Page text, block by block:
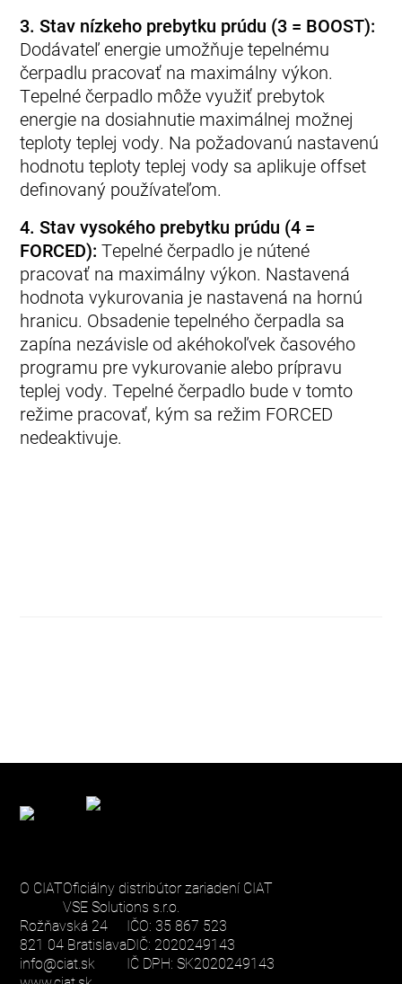
3. Stav nízkeho prebytku prúdu (3 = BOOST):
Dodávateľ energie umožňuje tepelnému
čerpadlu pracovať na maximálny výkon.
Tepelné čerpadlo môže využiť prebytok
energie na dosiahnutie maximálnej možnej
teploty teplej vody. Na požadovanú nastavenú
hodnotu teploty teplej vody sa aplikuje offset
definovaný používateľom.
4. Stav vysokého prebytku prúdu (4 =
FORCED): Tepelné čerpadlo je nútené
pracovať na maximálny výkon. Nastavená
hodnota vykurovania je nastavená na hornú
hranicu. Obsadenie tepelného čerpadla sa
zapína nezávisle od akéhokoľvek časového
programu pre vykurovanie alebo prípravu
teplej vody. Tepelné čerpadlo bude v tomto
režime pracovať, kým sa režim FORCED
nedeaktivuje.
O CIATOficiálny distribútor zariadení CIAT
VSE Solutions s.r.o.
Rožňavská 24
821 04 Bratislava
info@ciat.sk
IČO: 35 867 523
DIČ: 2020249143
IČ DPH: SK2020249143